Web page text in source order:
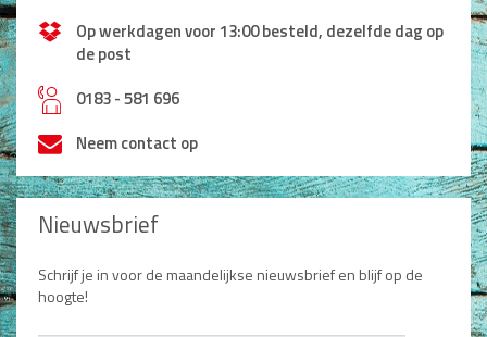
Op werkdagen voor 13:00 besteld, dezelfde dag op
de post
h0183 - 581 696
Neem contact op
Nieuwsbrief
Schrijf je in voor de maandelijkse nieuwsbrief en blijf op de
hoogte!